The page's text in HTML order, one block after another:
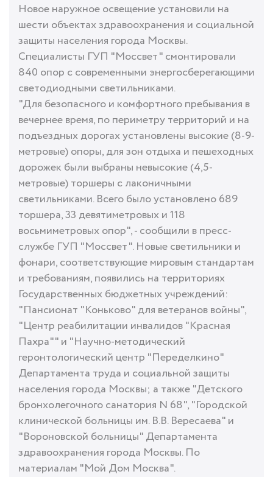
Новое наружное освещение установили на
шести объектах здравоохранения и социальной
защиты населения города Москвы.
Специалисты ГУП "Моссвет" смонтировали
840 опор с современными энергосберегающими
светодиодными светильниками.
"Для безопасного и комфортного пребывания в
вечернее время, по периметру территорий и на
подъездных дорогах установлены высокие (8-9-
метровые) опоры, для зон отдыха и пешеходных
дорожек были выбраны невысокие (4,5-
метровые) торшеры с лаконичными
светильниками. Всего было установлено 689
торшера, 33 девятиметровых и 118
восьмиметровых опор", - сообщили в пресс-
службе ГУП "Моссвет". Новые светильники и
фонари, соответствующие мировым стандартам
и требованиям, появились на территориях
Государственных бюджетных учреждений:
"Пансионат "Коньково" для ветеранов войны",
"Центр реабилитации инвалидов "Красная
Пахра"" и "Научно-методический
геронтологический центр "Переделкино"
Департамента труда и социальной защиты
населения города Москвы; а также "Детского
бронхолегочного санатория N 68", "Городской
клинической больницы им. В.В. Вересаева" и
"Вороновской больницы" Департамента
здравоохранения города Москвы. По
материалам "Мой Дом Москва".